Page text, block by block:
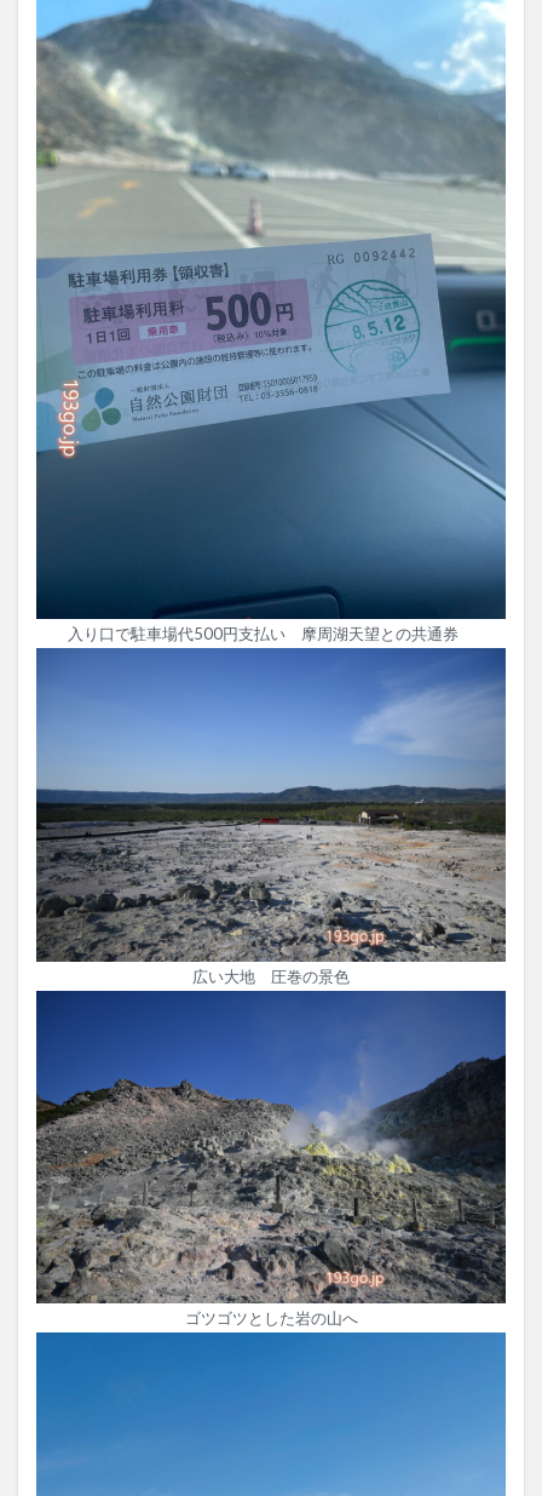
入り口で駐車場代500円支払い 摩周湖天望との共通券
広い大地 圧巻の景色
ゴツゴツとした岩の山へ